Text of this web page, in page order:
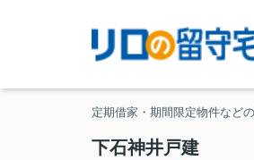
定期借家・期間限定物件など
下石神井戸建